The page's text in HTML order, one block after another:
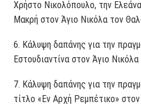
Χρήστο Νικολόπουλο, την
Μακρή στον Άγιο Νικόλα τον
6. Κάλυψη δαπάνης για την
Εστουδιαντίνα στον Άγιο
7. Κάλυψη δαπάνης για την
τίτλο «Εν Αρχή Ρεμπέτικο»